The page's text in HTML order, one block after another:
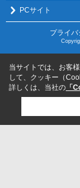
PCサイト
プライ
当サイトでは、お客
して、クッキー（
詳しくは、当社の 「